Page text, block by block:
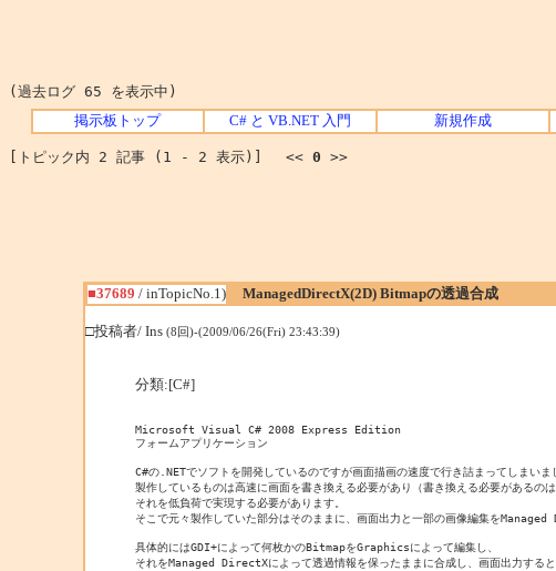
(過去ログ 65 を表示中)
掲示板トップ C# と VB.NET 入門 新規作成
[トピック内 2 記事 (1 - 2 表示)] << 0 >>
■37689 / inTopicNo.1)
ManagedDirectX(2D) Bitmapの透過合成
□投稿者/ Ins (8回)-(2009/06/26(Fri) 23:43:39)
分類:[C#]
Microsoft Visual C# 2008 Express Edition
フォームアプリケーション
C#の.NETでソフトを開発しているのですが画面描画の速度で行き詰まってしまいま
製作しているものは高速に画面を書き換える必要があり（書き換える必要があるの
それを低負荷で実現する必要があります。
そこで元々製作していた部分はそのままに、画面出力と一部の画像編集を
具体的にはGDI+によって何枚かのBitmapをGraphicsによって編集し、
それをManaged DirectXによって透過情報を保ったままに合成し、画面出力すると